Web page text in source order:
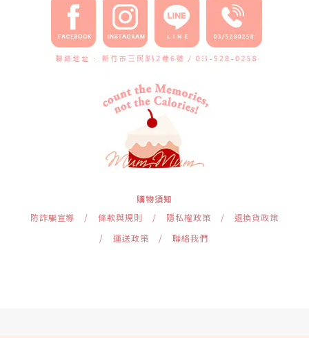
購物須知
防詐騙宣導
/ 條款與規則 / 隱私權政策 /
退換貨政策
/
運送政策 / 聯絡我們